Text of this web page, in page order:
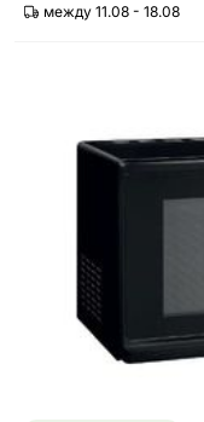
между 11.08 - 18.08